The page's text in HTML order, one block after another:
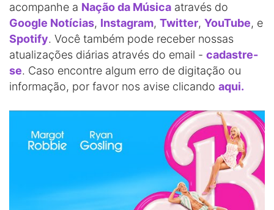
acompanhe a Nação da Música através do
Google Notícias, Instagram, Twitter, YouTube, e
Spotify. Você também pode receber nossas
atualizações diárias através do email - cadastre-
se. Caso encontre algum erro de digitação ou
informação, por favor nos avise clicando aqui.